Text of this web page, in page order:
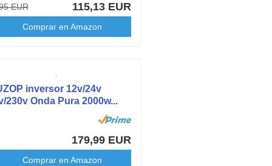
EUR 115,13 EUR
Comprar en Amazon
inversor 12v/24v
230v Onda Pura 2000w...
179,99 EUR
Comprar en Amazon